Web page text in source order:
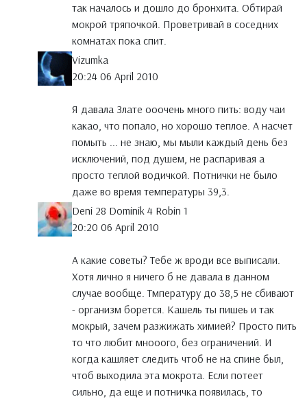
так началось и дошло до бронхита. Обтирай
мокрой тряпочкой. Проветривай в соседних
комнатах пока спит.
Vizumka
20:24 06 April 2010
Я давала Злате ооочень много пить: воду чаи
какао, что попало, но хорошо теплое. А насчет
помыть ... не знаю, мы мыли каждый день без
исключений, под душем, не распаривая а
просто теплой водичкой. Потнички не было
даже во время температуры 39,3.
Deni 28 Dominik 4 Robin 1
20:20 06 April 2010
А какие советы? Тебе ж вроди все выписали.
Хотя лично я ничего б не давала в данном
случае вообще. Тмпературу до 38,5 не сбивают
- организм борется. Кашель ты пишеь и так
мокрый, зачем разжижать химией? Просто пить
то что любит мнооого, без ограничений. И
когда кашляет следить чтоб не на спине был,
чтоб выходила эта мокрота. Если потеет
сильно, да еще и потничка появилась, то